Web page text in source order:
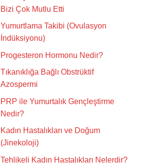
Bizi Çok Mutlu Etti
Yumurtlama Takibi (Ovulasyon
İndüksiyonu)
Progesteron Hormonu Nedir?
Tıkanıklığa Bağlı Obstrüktif
Azospermi
PRP ile Yumurtalık Gençleştirme
Nedir?
Kadın Hastalıkları ve Doğum
(Jinekoloji)
Tehlikeli Kadın Hastalıkları Nelerdir?